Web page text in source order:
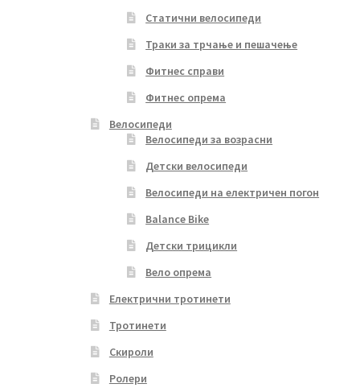
Статични велосипеди
Траки за трчање и пешачење
Фитнес справи
Фитнес опрема
Велосипеди
Велосипеди за возрасни
Детски велосипеди
Велосипеди на електричен погон
Balance Bike
Детски трицикли
Вело опрема
Електрични тротинети
Тротинети
Скироли
Ролери